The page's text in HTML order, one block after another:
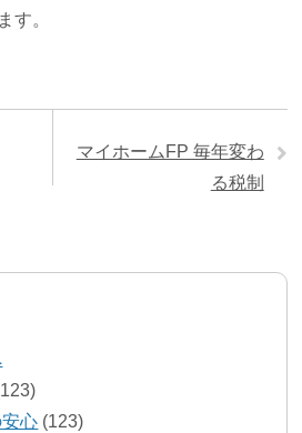
す。
マイホームFP 毎年変わ
る税制
心 (123)